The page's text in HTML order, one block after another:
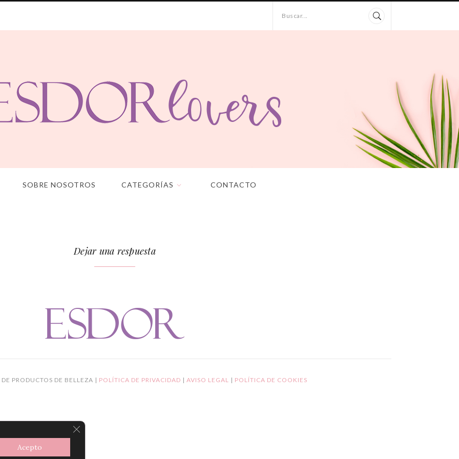
Buscar...
SOBRE NOSOTROS CATEGORÍAS CONTACTO
Dejar una respuesta
PRODUCTOS DE BELLEZA | POLÍTICA DE PRIVACIDAD | AVISO LEGAL | POLÍTICA DE COOKIES
Acepto
CERRAR EL BANNER DE COOKIES RGPD